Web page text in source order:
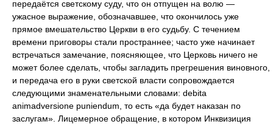
передаётся светскому суду, что он отпущен на волю —
ужасное выражение, обозначавшее, что окончилось уже
прямое вмешательство Церкви в его судьбу. С течением
времени приговоры стали пространнее; часто уже начинает
встречаться замечание, поясняющее, что Церковь ничего не
может более сделать, чтобы загладить прегрешения виновного,
и передача его в руки светской власти сопровождается
следующими знаменательными словами: debita
animadversione puniendum, то есть «да будет наказан по
заслугам». Лицемерное обращение, в котором Инквизиция